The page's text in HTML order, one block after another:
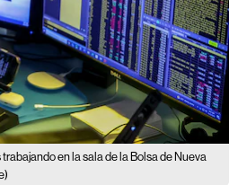
en la sala de la Bolsa de Nueva